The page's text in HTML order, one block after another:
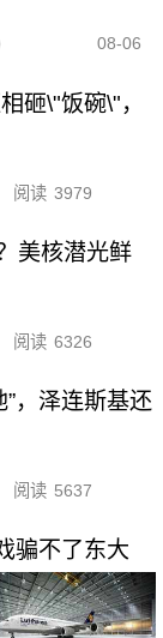
08-06
砸\"饭碗\"，
阅读 3979
美核潜光鲜
阅读 6326
，泽连斯基还
阅读 5637
骗不了东大